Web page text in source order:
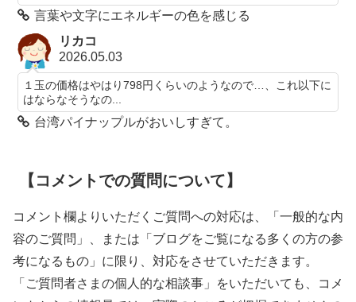
言葉や文字にエネルギーの色を感じる
リカコ
2026.05.03
１玉の価格はやはり798円くらいのようなので…、これ以下に
はならなそうなの...
台湾パイナップルがおいしすぎて。
【コメントでの質問について】
コメント欄よりいただくご質問への対応は、「一般的な内
容のご質問」、または「ブログをご覧になる多くの方の参
考になるもの」に限り、対応をさせていただきます。
「ご質問者さまの個人的な相談事」をいただいても、コメ